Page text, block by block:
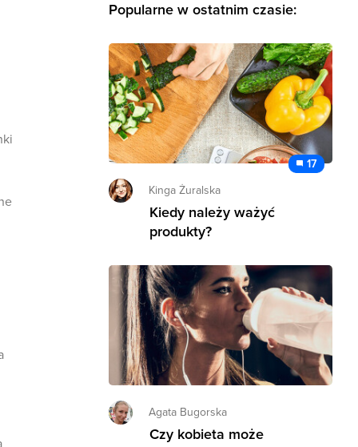
Popularne w ostatnim czasie:
17
Kinga Żuralska
Kiedy należy ważyć
produkty?
Agata Bugorska
Czy kobieta może